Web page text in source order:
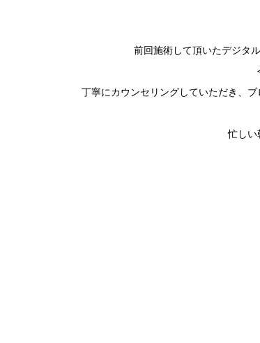
前回施術して頂いたデジタ
丁寧にカウンセリングしていただき、
忙しい